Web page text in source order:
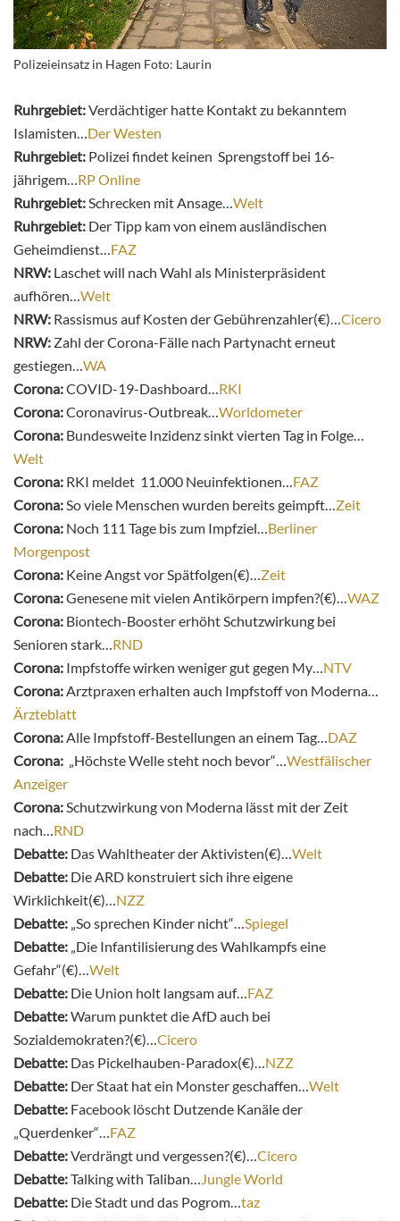
Polizeieinsatz in Hagen Foto: Laurin
Ruhrgebiet:Verdächtiger hatte Kontakt zu bekanntem
Islamisten…Der Westen
Ruhrgebiet: Polizei findet keinen Sprengstoff bei 16-
jährigem…RP Online
Ruhrgebiet:Schrecken mit Ansage…Welt
Ruhrgebiet: Der Tipp kam von einem ausländischen
Geheimdienst…FAZ
NRW: Laschet will nach Wahl als Ministerpräsident
aufhören…Welt
NRW: Rassismus auf Kosten der Gebührenzahler(€)…Cicero
NRW: Zahl der Corona-Fälle nach Partynacht erneut
gestiegen…WA
Corona:COVID-19-Dashboard…RKI
Corona:Coronavirus-Outbreak…Worldometer
Corona: Bundesweite Inzidenz sinkt vierten Tag in Folge…
Welt
Corona: RKI meldet 11.000 Neuinfektionen…FAZ
Corona:So viele Menschen wurden bereits geimpft…Zeit
Corona: Noch 111 Tage bis zum Impfziel…Berliner
Morgenpost
Corona: Keine Angst vor Spätfolgen(€)…Zeit
Corona:Genesene mit vielen Antikörpern impfen?(€)…WAZ
Corona: Biontech-Booster erhöht Schutzwirkung bei
Senioren stark…RND
Corona: Impfstoffe wirken weniger gut gegen My…NTV
Corona:Arztpraxen erhalten auch Impfstoff von Moderna…
Ärzteblatt
Corona:Alle Impfstoff-Bestellungen an einem Tag…DAZ
Corona: „Höchste Welle steht noch bevor“…Westfälischer
Anzeiger
Corona:Schutzwirkung von Moderna lässt mit der Zeit
nach…RND
Debatte: Das Wahltheater der Aktivisten(€)…Welt
Debatte: Die ARD konstruiert sich ihre eigene
Wirklichkeit(€)…NZZ
Debatte: „So sprechen Kinder nicht“…Spiegel
Debatte: „Die Infantilisierung des Wahlkampfs eine
Gefahr“(€)…Welt
Debatte: Die Union holt langsam auf…FAZ
Debatte:Warum punktet die AfD auch bei
Sozialdemokraten?(€)…Cicero
Debatte: Das Pickelhauben-Paradox(€)…NZZ
Debatte: Der Staat hat ein Monster geschaffen…Welt
Debatte: Facebook löscht Dutzende Kanäle der
„Querdenker“…FAZ
Debatte:Verdrängt und vergessen?(€)…Cicero
Debatte:Talking with Taliban…Jungle World
Debatte: Die Stadt und das Pogrom…taz